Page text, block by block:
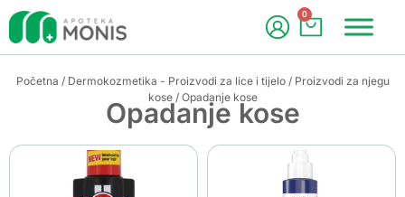
0
Početna / Dermokozmetika - Proizvodi za lice i tijelo/ Proizvodi za njegu
kose/ Opadanje kose
Opadanje kose